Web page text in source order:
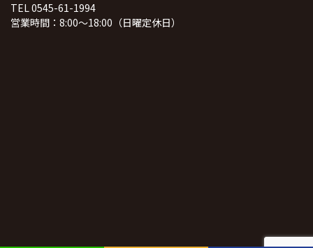
TEL 0545-61-1994
営業時間：8:00～18:00（日曜定休日）